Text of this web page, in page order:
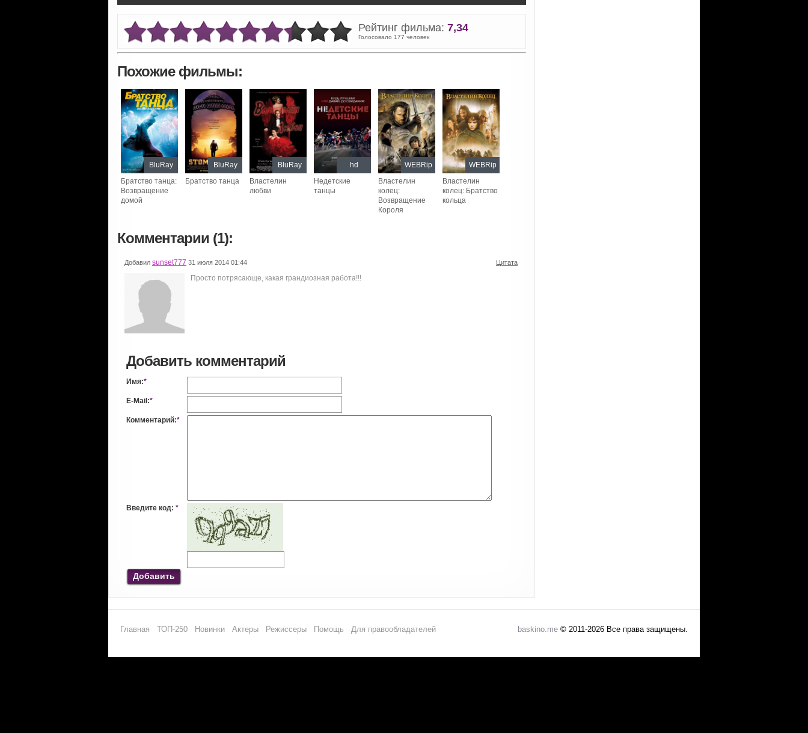
Рейтинг фильма: 7,34
Голосовало 177 человек
Похожие фильмы:
Братство танца:
Возвращение
домой
BluRay
Братство танца
BluRay
Властелин
любви
BluRay
Недетские
танцы
hd
Властелин
колец:
Возвращение
Короля
WEBRip
Властелин
колец: Братство
кольца
WEBRip
Комментарии (1):
Добавил sunset777 31 июля 2014 01:44 Цитата
Просто потрясающе, какая грандиозная работа!!!
Добавить комментарий
Имя:*
E-Mail:*
Комментарий:*
Введите код: *
Добавить
Главная ТОП-250 Новинки Актеры Режиссеры Помощь Для правообладателей baskino.me © 2011-2026 Все права защищены.